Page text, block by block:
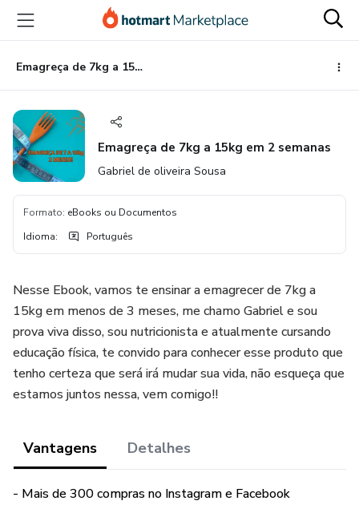
para
conteúdo
principal
para
pagamento
para
rodapé
Emagreça de 7kg a 15kg em 2 semanas
Emagreça de 7kg a 15kg em 2 semanas
Gabriel de oliveira Sousa
Formato: eBooks ou Documentos
Idioma: Português
Nesse Ebook, vamos te ensinar a emagrecer de 7kg a
15kg em menos de 3 meses, me chamo Gabriel e sou
prova viva disso, sou nutricionista e atualmente cursando
educação física, te convido para conhecer esse produto que
tenho certeza que será irá mudar sua vida, não esqueça que
estamos juntos nessa, vem comigo!!
Vantagens Detalhes
- Mais de 300 compras no Instagram e Facebook